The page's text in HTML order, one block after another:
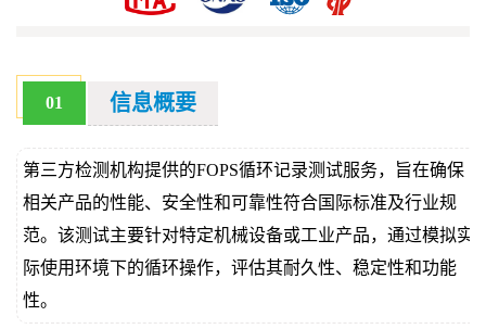
01 信息概要
第三方检测机构提供的FOPS循环记录测试服务，旨在确保
相关产品的性能、安全性和可靠性符合国际标准及行业规
范。该测试主要针对特定机械设备或工业产品，通过模拟实
际使用环境下的循环操作，评估其耐久性、稳定性和功能
性。
价
真
伪
查